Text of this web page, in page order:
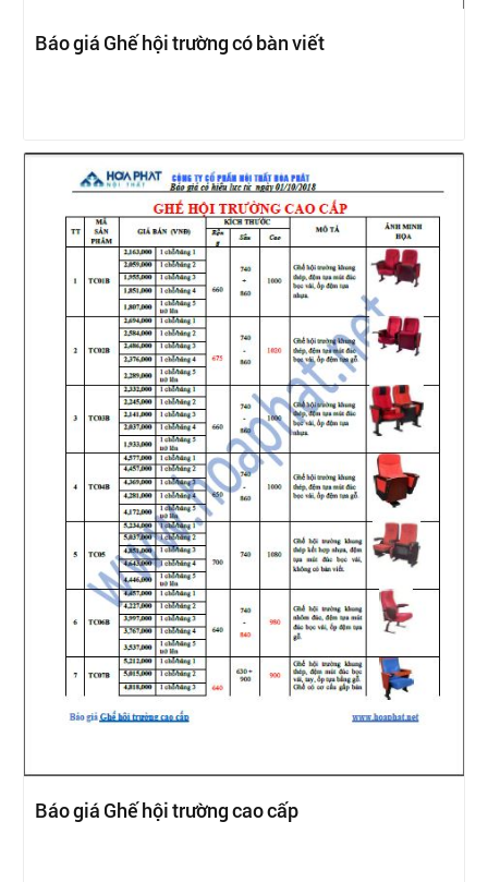
Báo giá Ghế hội trường có bàn viết
Báo giá Ghế hội trường cao cấp